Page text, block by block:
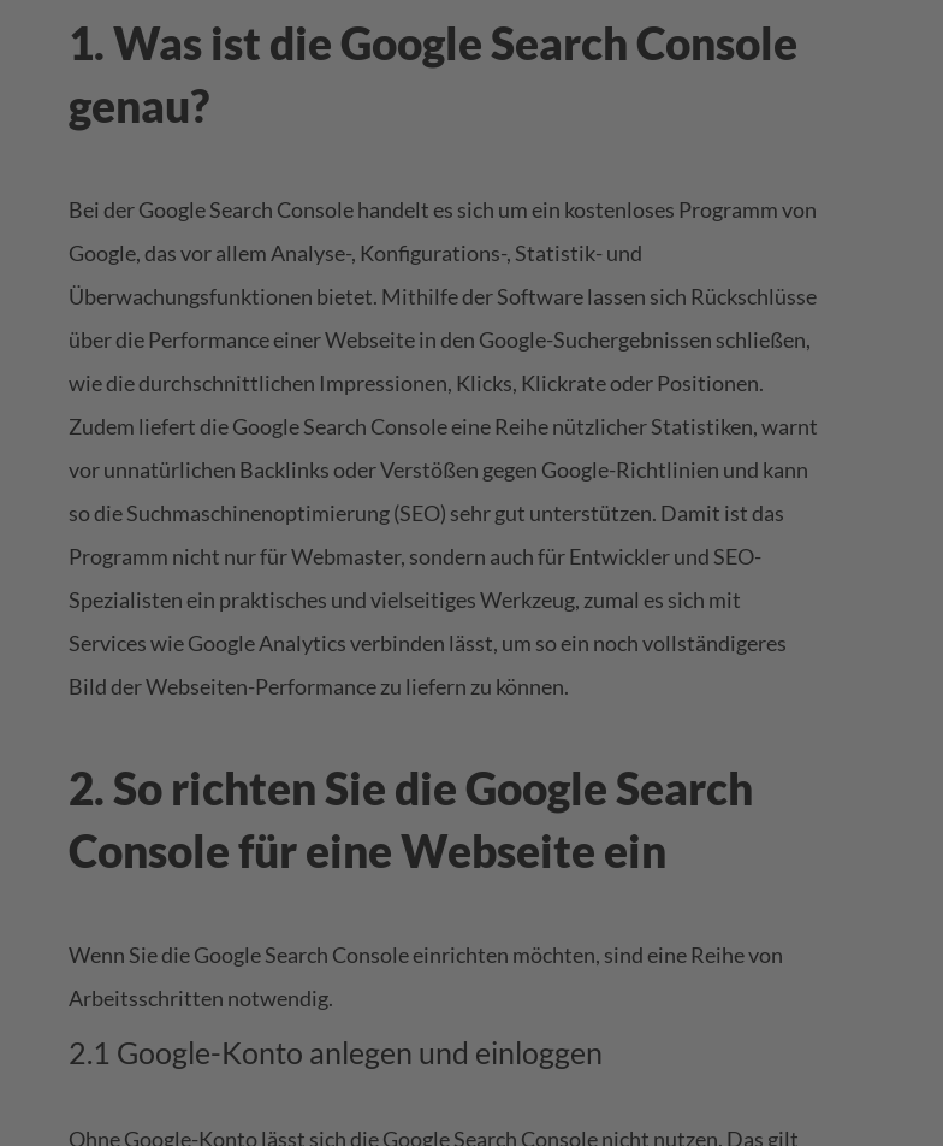
1. Was ist die Google Search Console
genau?
Bei der Google Search Console handelt es sich um ein kostenloses Programm von
Google, das vor allem Analyse-, Konfigurations-, Statistik- und
Überwachungsfunktionen bietet. Mithilfe der Software lassen sich Rückschlüsse
über die Performance einer Webseite in den Google-Suchergebnissen schließen,
wie die durchschnittlichen Impressionen, Klicks, Klickrate oder Positionen.
Zudem liefert die Google Search Console eine Reihe nützlicher Statistiken, warnt
vor unnatürlichen Backlinks oder Verstößen gegen Google-Richtlinien und kann
so die Suchmaschinenoptimierung (SEO) sehr gut unterstützen. Damit ist das
Programm nicht nur für Webmaster, sondern auch für Entwickler und SEO-
Spezialisten ein praktisches und vielseitiges Werkzeug, zumal es sich mit
Services wie Google Analytics verbinden lässt, um so ein noch vollständigeres
Bild der Webseiten-Performance zu liefern zu können.
2. So richten Sie die Google Search
Console für eine Webseite ein
Wenn Sie die Google Search Console einrichten möchten, sind eine Reihe von
Arbeitsschritten notwendig.
2.1 Google-Konto anlegen und einloggen
Ohne Google-Konto lässt sich die Google Search Console nicht nutzen. Das gilt